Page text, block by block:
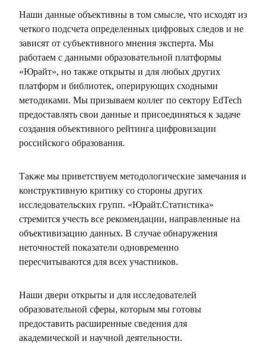
Наши данные объективны в том смысле, что исходят из
четкого подсчета определенных цифровых следов и не
зависят от субъективного мнения эксперта. Мы
работаем с данными образовательной платформы
«Юрайт», но также открыты и для любых других
платформ и библиотек, оперирующих сходными
методиками. Мы призываем коллег по сектору EdTech
предоставлять свои данные и присоединяться к задаче
создания объективного рейтинга цифровизации
российского образования.
Также мы приветствуем методологические замечания и
конструктивную критику со стороны других
исследовательских групп. «Юрайт.Статистика»
стремится учесть все рекомендации, направленные на
объективизацию данных. В случае обнаружения
неточностей показатели одновременно
пересчитываются для всех участников.
Наши двери открыты и для исследователей
образовательной сферы, которым мы готовы
предоставить расширенные сведения для
академической и научной деятельности.